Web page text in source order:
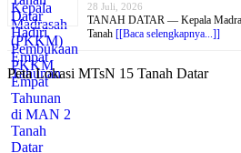
28 Juli, 2026
TANAH DATAR — Kepala
Tanah [[Baca selengkapnya...]]
Peta Lokasi MTsN 15 Tanah Datar